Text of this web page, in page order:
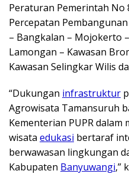
Peraturan Pemerintah No
Percepatan
– Bangkalan – Mojokerto –
Lamongan – Kawasan
Kawasan Selingkar Wilis
“Dukungan infrastruktur
Agrowisata Tamansuruh
Kementerian PUPR
wisata edukasi bertaraf
berwawasan lingkungan
Kabupaten Banyuwangi,”